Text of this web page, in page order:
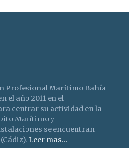
Profesional Marítimo Bahía
el año 2011 en el
centrar su actividad en la
Marítimo y
se encuentran
Leer mas...